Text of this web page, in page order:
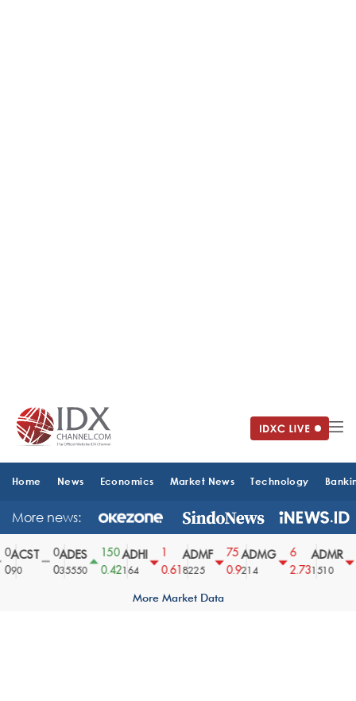
Home News Economics Market News Technology
More news:
ACST
90
ADES
35550
150
0.42
ADHI
164
0.61
ADMF
8225
75
0.9
ADMG
214
2.73
ADMR
1510
More Market Data